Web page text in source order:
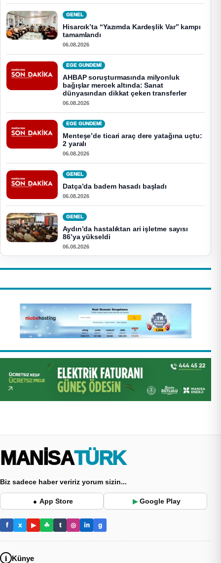
GENEL
Hisarcık’ta “Yazımda Kardeşlik Var” kampı
tamamlandı
06.08.2026
EGE GUNDEMİ
AHBAP soruşturmasında milyonluk
bağışlar mercek altında: Sanat
dünyasından dikkat çeken transferler
06.08.2026
EGE GUNDEMİ
Menteşe’de ticari araç dere yatağına uçtu:
2 yaralı
06.08.2026
GENEL
Datça’da badem hasadı başladı
06.08.2026
GENEL
Aydın’da hastalıktan ari işletme sayısı
86’ya yükseldi
06.08.2026
MANİSA TÜRK
Biz sadece haber veririz yorum sizin...
● App Store ▶ Google Play
f x ▶ ☘ t ◎ in g
Künye